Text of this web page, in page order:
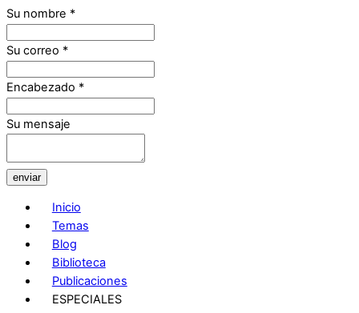
Su nombre *
Su correo *
Encabezado *
Su mensaje
enviar
Inicio
Temas
Blog
Biblioteca
Publicaciones
ESPECIALES